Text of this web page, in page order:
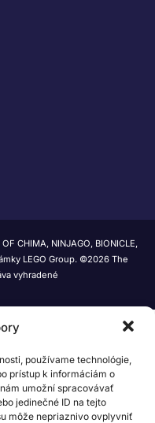
používame technológie,
prístup k informáciám o
umožní spracovávať
jedinečné ID na tejto
môže nepriaznivo ovplyvniť
CHIMA, NINJAGO, BIONICLE,
LEGO Group. ©2026 The
vyhradené